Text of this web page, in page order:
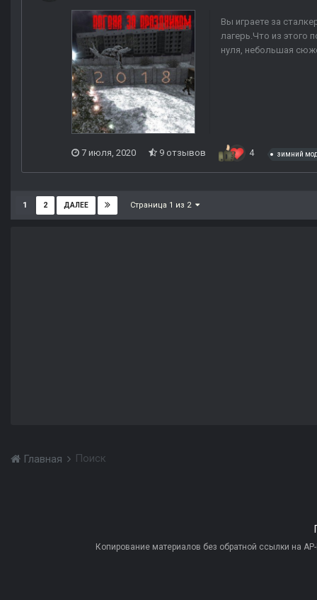
Вы играете за
лагерь.Что из этого
нуля, небольшая
7 июля, 2020 9 отзывов 4 зимний
1 2 ДАЛЕЕ Страница 1 из 2
Главная Поиск
Копирование материалов без обратной ссылки на